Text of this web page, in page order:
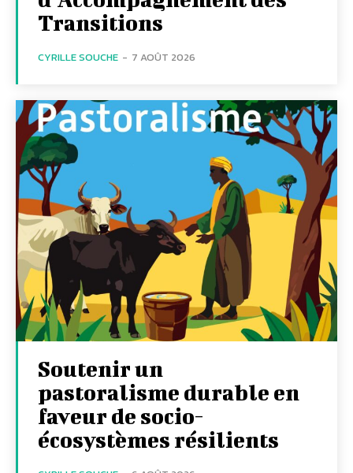
Transitions
CYRILLE SOUCHE - 7 AOÛT 2026
Soutenir un
pastoralisme durable en
faveur de socio-
écosystèmes résilients